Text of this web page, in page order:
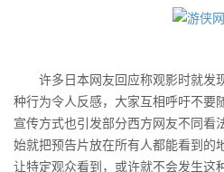
许多日本网友回应称观影时就发
种行为令人反感，大家互相呼吁不要
宣传方式也引发部分西方网友不同看
始就把预告片放在所有人都能看到的
让特定观众看到，或许就不会发生这